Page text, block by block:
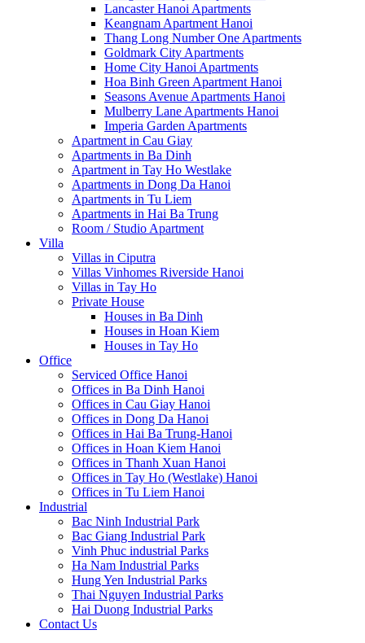
Lancaster Hanoi Apartments
Keangnam Apartment Hanoi
Thang Long Number One Apartments
Goldmark City Apartments
Home City Hanoi Apartments
Hoa Binh Green Apartment Hanoi
Seasons Avenue Apartments Hanoi
Mulberry Lane Apartments Hanoi
Imperia Garden Apartments
Apartment in Cau Giay
Apartments in Ba Dinh
Apartment in Tay Ho Westlake
Apartments in Dong Da Hanoi
Apartments in Tu Liem
Apartments in Hai Ba Trung
Room / Studio Apartment
Villa
Villas in Ciputra
Villas Vinhomes Riverside Hanoi
Villas in Tay Ho
Private House
Houses in Ba Dinh
Houses in Hoan Kiem
Houses in Tay Ho
Office
Serviced Office Hanoi
Offices in Ba Dinh Hanoi
Offices in Cau Giay Hanoi
Offices in Dong Da Hanoi
Offices in Hai Ba Trung-Hanoi
Offices in Hoan Kiem Hanoi
Offices in Thanh Xuan Hanoi
Offices in Tay Ho (Westlake) Hanoi
Offices in Tu Liem Hanoi
Industrial
Bac Ninh Industrial Park
Bac Giang Industrial Park
Vinh Phuc industrial Parks
Ha Nam Industrial Parks
Hung Yen Industrial Parks
Thai Nguyen Industrial Parks
Hai Duong Industrial Parks
Contact Us